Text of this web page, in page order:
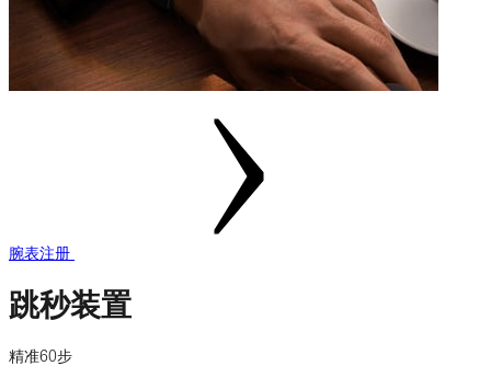
腕表注册
跳秒装置
精准60步